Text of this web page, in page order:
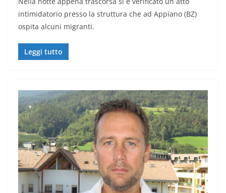
intimidatorio presso la struttura che ad Appiano (BZ)
ospita alcuni migranti.
Leggi tutto